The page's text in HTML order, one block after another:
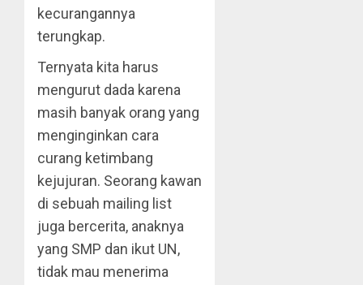
kecurangannya
terungkap.
Ternyata kita harus
mengurut dada karena
masih banyak orang yang
menginginkan cara
curang ketimbang
kejujuran. Seorang kawan
di sebuah mailing list
juga bercerita, anaknya
yang SMP dan ikut UN,
tidak mau menerima